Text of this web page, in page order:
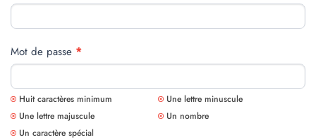
Mot de passe *
Huit caractères minimum
Une lettre minuscule
Une lettre majuscule
Un nombre
Un caractère spécial